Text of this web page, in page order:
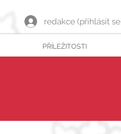
redakce (přihlásit
PŘÍLEŽITOSTI